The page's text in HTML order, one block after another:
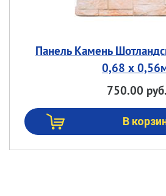
Панель Камень
0,68 х
750.00 руб.